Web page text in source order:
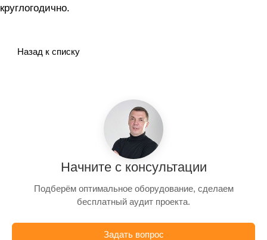
круглогодично.
Назад к списку
Начните с консультации
Подберём оптимальное оборудование, сделаем
бесплатный аудит проекта.
Задать вопрос